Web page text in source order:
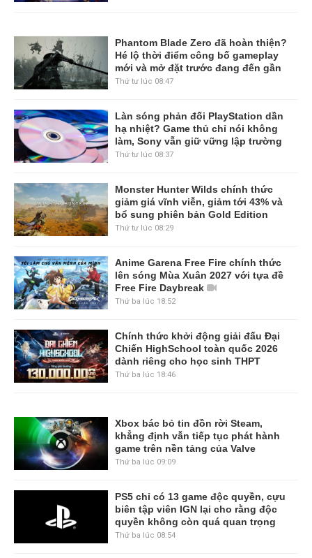
Phantom Blade Zero đã hoàn thiện?
Hé lộ thời điểm công bố gameplay
mới và mở đặt trước đang đến gần
Thứ tư lúc 08:47
Làn sóng phản đối PlayStation dần
hạ nhiệt? Game thủ chỉ nói không
làm, Sony vẫn giữ vững lập trường
Thứ tư lúc 08:37
Monster Hunter Wilds chính thức
giảm giá vĩnh viễn, giảm tới 43% và
bổ sung phiên bản Gold Edition
Thứ tư lúc 08:29
Anime Garena Free Fire chính thức
lên sóng Mùa Xuân 2027 với tựa đề
Free Fire Daybreak
Thứ ba lúc 18:52
Chính thức khởi động giải đấu Đại
Chiến HighSchool toàn quốc 2026
dành riêng cho học sinh THPT
Thứ ba lúc 18:46
Xbox bác bỏ tin đồn rời Steam,
khẳng định vẫn tiếp tục phát hành
game trên nền tảng của Valve
Thứ ba lúc 09:09
PS5 chỉ có 13 game độc quyền, cựu
biên tập viên IGN lại cho rằng độc
quyền không còn quá quan trọng
Thứ ba lúc 08:54